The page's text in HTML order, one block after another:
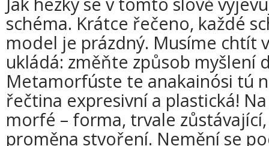
schéma. Krátce řečeno, každé
model je prázdný. Musíme chtít
ukládá: změňte způsob myšlení
Metamorfúste te anakainósi tú
řečtina expresivní a plastická!
morfé – forma, trvale
proměna stvoření. Nemění se